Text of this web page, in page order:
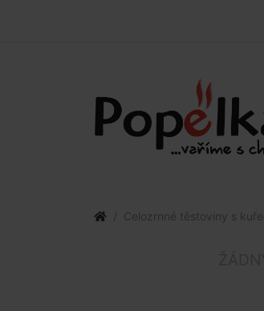
Celozrnné těstoviny s